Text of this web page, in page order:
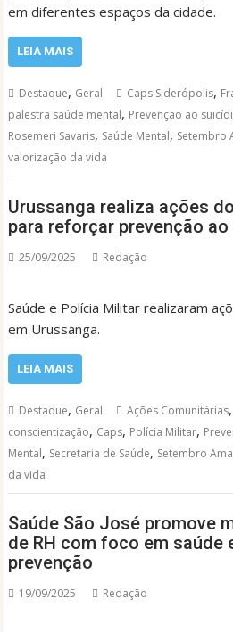
em diferentes espaços da cidade.
LEIA MAIS
Destaque, Geral Caps Siderópolis,
palestra saúde mental, Prevenção ao
Rosemeri Savaris, Saúde Mental, Setembro
valorização da vida
Urussanga realiza ações
para reforçar prevenção
25/09/2025 Redação
Saúde e Polícia Militar realizaram
em Urussanga.
LEIA MAIS
Destaque, Geral Ações Comunitárias,
conscientização, Caps, Polícia Militar,
Mental, Secretaria de Saúde, Setembro
da vida
Saúde São José promove
de RH com foco em saúde
prevenção
19/09/2025 Redação